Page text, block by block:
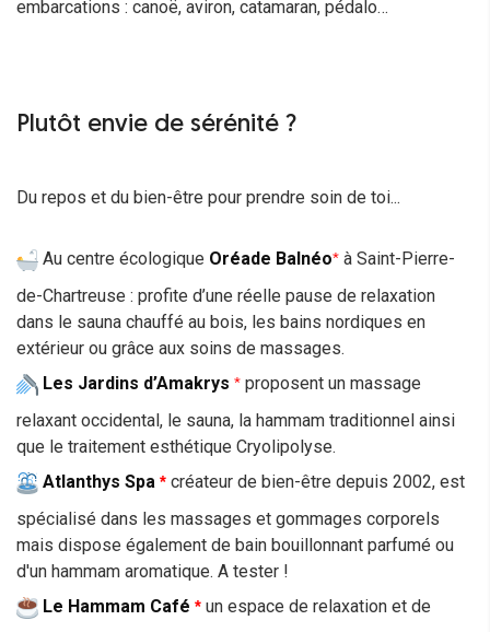
embarcations : canoë, aviron, catamaran, pédalo…
Plutôt envie de sérénité ?
Du repos et du bien-être pour prendre soin de toi...
Au centre écologique Oréade Balnéo* à Saint-Pierre-
de-Chartreuse : profite d’une réelle pause de relaxation
dans le sauna chauffé au bois, les bains nordiques en
extérieur ou grâce aux soins de massages.
Les Jardins d’Amakrys * proposent un massage
relaxant occidental, le sauna, la hammam traditionnel ainsi
que le traitement esthétique Cryolipolyse.
Atlanthys Spa * créateur de bien-être depuis 2002, est
spécialisé dans les massages et gommages corporels
mais dispose également de bain bouillonnant parfumé ou
d'un hammam aromatique. A tester !
Le Hammam Café * un espace de relaxation et de